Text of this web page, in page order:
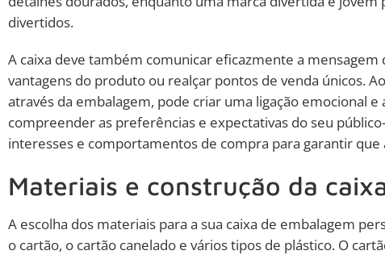
divertidos.
A caixa deve também comunicar eficazmente a
vantagens do produto ou realçar pontos de venda únicos.
através da embalagem, pode criar uma ligação emocional
compreender as preferências e expectativas do seu
interesses e comportamentos de compra para garantir
Materiais e construção da
A escolha dos materiais para a sua caixa de embalagem
o cartão, o cartão canelado e vários tipos de plástico. O